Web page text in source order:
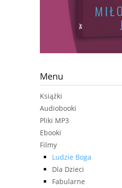
Menu
Książki
Audiobooki
Pliki MP3
Ebooki
Filmy
Ludzie Boga
Dla Dzieci
Fabularne